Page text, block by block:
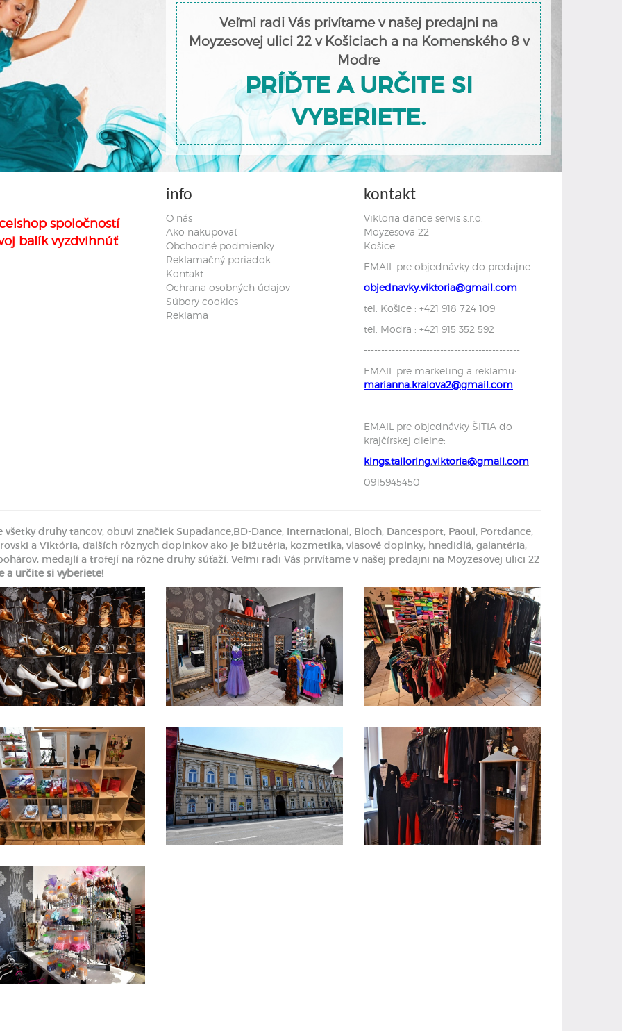
Veľmi radi Vás privítame v našej predajni na
Moyzesovej ulici 22 v Košiciach a na Komenského 8 v
Modre
PRÍĎTE A URČITE SI
VYBERIETE.
spoločností
balík vyzdvihnúť
info
O nás
Ako nakupovať
Obchodné podmienky
Reklamačný poriadok
Kontakt
Ochrana osobných údajov
Súbory cookies
Reklama
kontakt
Viktoria dance servis s.r.o.
Moyzesova 22
Košice
EMAIL pre objednávky do predajne:
objednavky.viktoria@gmail.com
tel. Košice : +421 918 724 109
tel. Modra : +421 915 352 592
---------------------------------------------
EMAIL pre marketing a reklamu:
marianna.kralova2@gmail.com
--------------------------------------------
EMAIL pre objednávky ŠITIA do
krajčírskej dielne:
kings.tailoring.viktoria@gmail.com
0915945450
druhy tancov, obuvi značiek Supadance,BD-Dance, International, Bloch, Dancesport, Paoul, Portdance,
a Viktória, ďalších rôznych doplnkov ako je bižutéria, kozmetika, vlasové doplnky, hnedidlá, galantéria,
medajlí a trofejí na rôzne druhy súťaží. Veľmi radi Vás privítame v našej predajni na Moyzesovej ulici 22
a určite si vyberiete!